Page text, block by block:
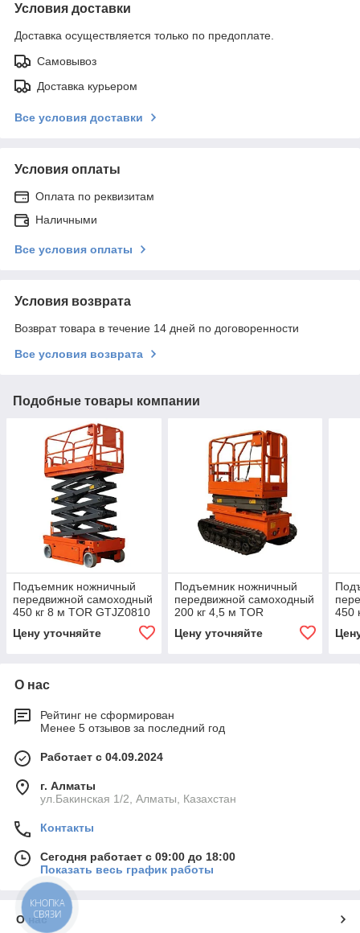
Условия доставки
Доставка осуществляется только по предоплате.
Самовывоз
Доставка курьером
Все условия доставки
Условия оплаты
Оплата по реквизитам
Наличными
Все условия оплаты
Условия возврата
Возврат товара в течение 14 дней по договоренности
Все условия возврата
Подобные товары компании
Подъемник ножничный
передвижной самоходный
450 кг 8 м TOR GTJZ0810
Цену уточняйте
Подъемник ножничный
передвижной самоходный
200 кг 4,5 м TOR
GTJZ0406ZS гусеничный
(автономный)
Цену уточняйте
450
О нас
Рейтинг не сформирован
Менее 5 отзывов за последний год
Работает с 04.09.2024
г. Алматы
ул.Бакинская 1/2, Алматы, Казахстан
Контакты
Сегодня работает с 09:00 до 18:00
Показать весь график работы
О нас
КНОПКА
СВЯЗИ